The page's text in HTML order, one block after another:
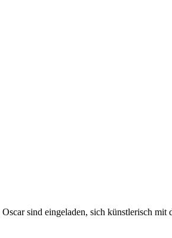
sind eingeladen, sich künstlerisch mit